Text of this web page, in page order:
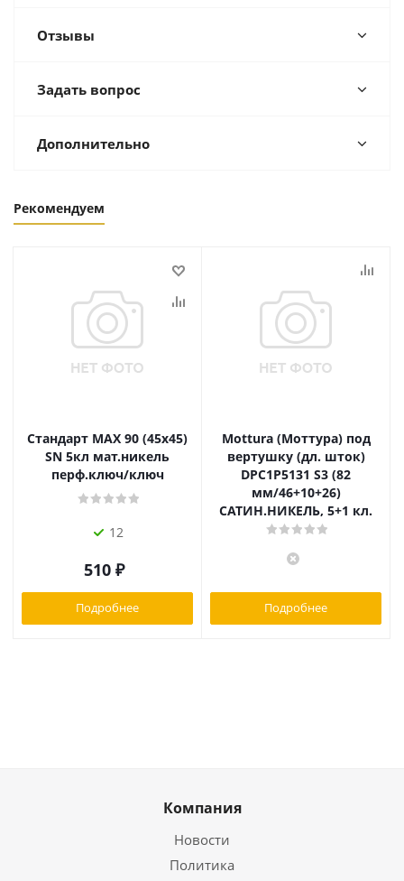
Отзывы
Задать вопрос
Дополнительно
Рекомендуем
Стандарт MAX 90 (45х45)
SN 5кл мат.никель
перф.ключ/ключ
12
510 ₽
Подробнее
Mottura (Моттура) под
вертушку (дл. шток)
DPC1P5131 S3 (82
мм/46+10+26)
САТИН.НИКЕЛЬ, 5+1 кл.
Подробнее
Компания
Новости
Политика